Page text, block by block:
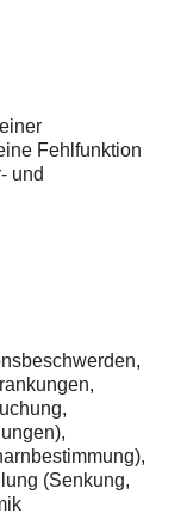
Fehlfunktion
und
(Senkung,